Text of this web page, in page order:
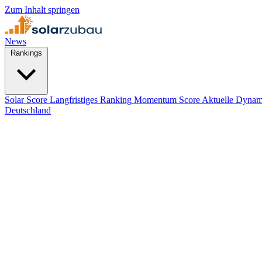
Zum Inhalt springen
News
Solar Score Langfristiges Ranking Momentum Score Aktuelle
Deutschland